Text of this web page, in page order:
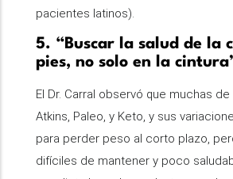
pacientes latinos).
5. “Buscar la salud de la
pies, no solo en la
El Dr. Carral observó que muchas
Atkins, Paleo, y Keto, y sus
para perder peso al corto plazo,
difíciles de mantener y poco